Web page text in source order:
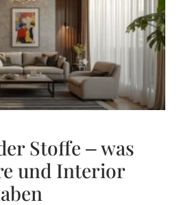
Stoffe – was
und Interior